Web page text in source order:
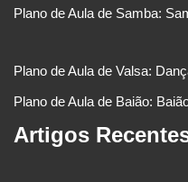
Plano de Aula de Samba:
Plano de Aula de Valsa:
Plano de Aula de Baião:
Artigos